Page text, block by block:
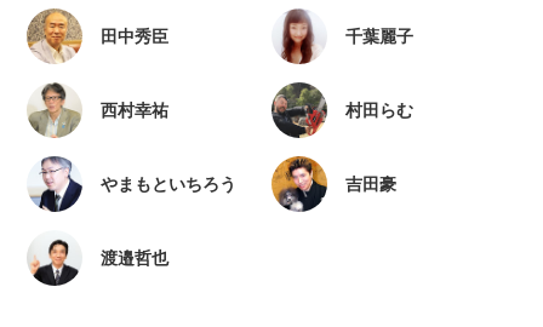
田中秀臣 千葉麗子
西村幸祐 村田らむ
やまもといちろう 吉田豪
渡邉哲也